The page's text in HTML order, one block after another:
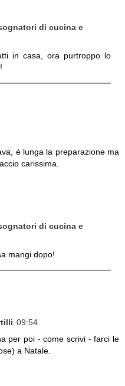
di cucina e
in casa, ora purtroppo lo
è lunga la preparazione ma
carissima.
di cucina e
mangi dopo!
09:54
per poi - come scrivi - farci le
a Natale.